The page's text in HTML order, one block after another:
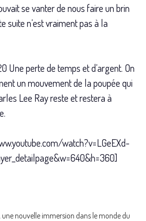
se vanter de nous faire un brin
suite n’est vraiment pas à la
Une perte de temps et d’argent. On
un mouvement de la poupée qui
Lee Ray reste et restera à
watch?v=LGeEXd-
une nouvelle immersion dans le monde du